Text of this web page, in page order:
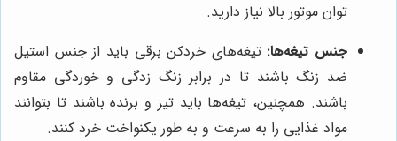
توان موتور بالا نیاز دارید.
جنس تیغه‌ها: تیغه‌های خردکن برقی باید از جنس استیل
ضد زنگ باشند تا در برابر زنگ زدگی و خوردگی مقاوم
باشند. همچنین، تیغه‌ها باید تیز و برنده باشند تا بتوانند
مواد غذایی را به سرعت و به طور یکنواخت خرد کنند.